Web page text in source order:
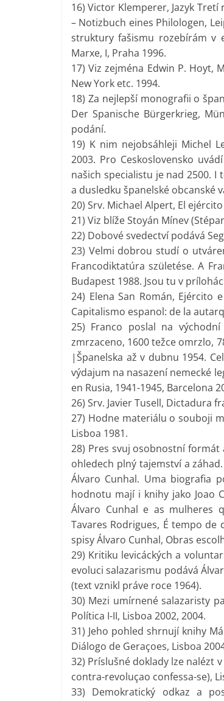
16) Victor Klemperer, Jazyk
– Notizbuch eines Philologen,
struktury fašismu rozebírám v
Marxe, I, Praha 1996.
17) Viz zejména Edwin P. Hoyt,
New York etc. 1994.
18) Za nejlepší monografii o
Der Spanische Bürgerkrieg,
podání.
19) K nim nejobsáhleji Michel
2003. Pro Ceskoslovensko
našich specialistu je nad 2500.
a dusledku španelské obcanské
20) Srv. Michael Alpert, El
21) Viz blíže Stoyán Mínev
22) Dobové svedectví podává
23) Velmi dobrou studí o
Francodiktatúra születése. A
Budapest 1988. Jsou tu v
24) Elena San Román, Ejército
Capitalismo espanol: de la
25) Franco poslal na
zmrzaceno, 1600 težce omrzlo,
|Španelska až v dubnu 1954.
výdajum na nasazení nemecké
en Rusia, 1941-1945, Barcelona
26) Srv. Javier Tusell, Dictadura
27) Hodne materiálu o souboji
Lisboa 1981.
28) Pres svuj osobnostní
ohledech plný tajemství a
Álvaro Cunhal. Uma biografia
hodnotu mají i knihy jako Joao
Álvaro Cunhal e as mulheres
Tavares Rodrigues, É tempo de
spisy Álvaro Cunhal, Obras
29) Kritiku levicáckých a
evoluci salazarismu podává
(text vznikl práve roce 1964).
30) Mezi umírnené salazaristy
Política I-II, Lisboa 2002, 2004.
31) Jeho pohled shrnují knihy
Diálogo de Geraçoes, Lisboa
32) Príslušné doklady lze nalézt
contra-revoluçao confessa-se),
33) Demokratický odkaz a